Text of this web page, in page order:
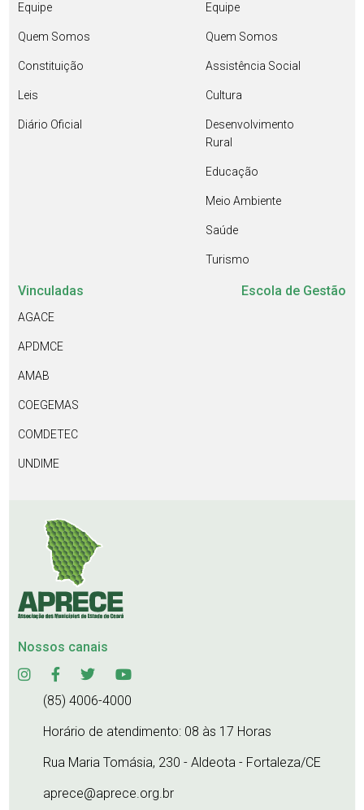
Equipe
Quem Somos
Constituição
Leis
Diário Oficial
Equipe
Quem Somos
Assistência Social
Cultura
Desenvolvimento
Rural
Educação
Meio Ambiente
Saúde
Turismo
Vinculadas
AGACE
APDMCE
AMAB
COEGEMAS
COMDETEC
UNDIME
Escola de Gestão
Nossos canais
(85) 4006-4000
Horário de atendimento: 08 às 17 Horas
Rua Maria Tomásia, 230 - Aldeota - Fortaleza/CE
aprece@aprece.org.br